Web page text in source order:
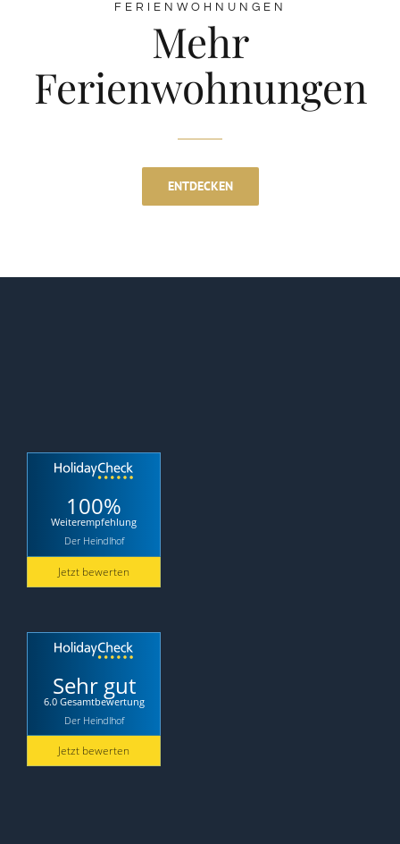
FERIENWOHNUNGEN
Mehr
Ferienwohnungen
ENTDECKEN
100%
Weiterempfehlung
Der Heindlhof
Jetzt bewerten
Sehr gut
6.0 Gesamtbewertung
Der Heindlhof
Jetzt bewerten